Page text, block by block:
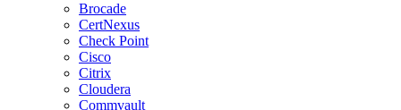
Brocade
CertNexus
Check Point
Cisco
Citrix
Cloudera
Commvault